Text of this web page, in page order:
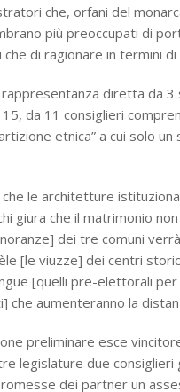
che, orfani del
più preoccupati di
di ragionare in termini di
diretta da
da 11 consiglieri
etnica” a cui solo
che le architetture
giura che il matrimonio
dei tre comuni
[le viuzze] dei centri
[quelli pre-elettorali
che aumenteranno la
preliminare esce
legislature due
dei partner un